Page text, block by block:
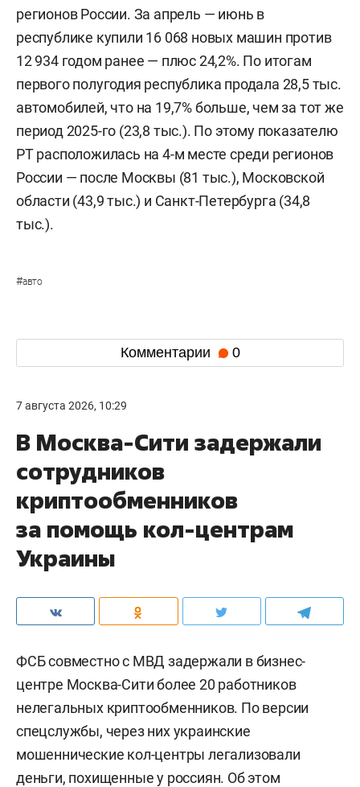
регионов России. За апрель — июнь в
республике купили 16 068 новых машин против
12 934 годом ранее — плюс 24,2%. По итогам
первого полугодия республика продала 28,5 тыс.
автомобилей, что на 19,7% больше, чем за тот же
период 2025-го (23,8 тыс.). По этому показателю
РТ расположилась на 4-м месте среди регионов
России — после Москвы (81 тыс.), Московской
области (43,9 тыс.) и Санкт-Петербурга (34,8
тыс.).
#авто
Комментарии 0
7 августа 2026, 10:29
В Москва-Сити задержали
сотрудников
криптообменников
за помощь кол-центрам
Украины
ФСБ совместно с МВД задержали в бизнес-
центре Москва-Сити более 20 работников
нелегальных криптообменников. По версии
спецслужбы, через них украинские
мошеннические кол-центры легализовали
деньги, похищенные у россиян. Об этом